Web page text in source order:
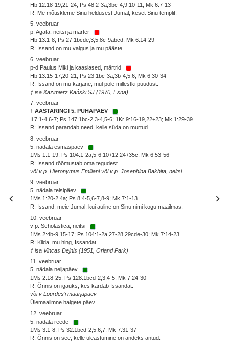
Hb 12:18-19,21-24; Ps 48:2-3a,3bc-4,9,10-11; Mk 6:7-13
R: Me mõtiskleme Sinu heldusest Jumal, keset Sinu templit.
5. veebruar
p. Agata, neitsi ja märter
Hb 13:1-8; Ps 27:1bcde,3,5,8c-9abcd; Mk 6:14-29
R: Issand on mu valgus ja mu pääste.
6. veebruar
p-d Paulus Miki ja kaaslased, märtrid
Hb 13:15-17,20-21; Ps 23:1bc-3a,3b-4,5,6; Mk 6:30-34
R: Issand on mu karjane, mul pole millestki puudust.
† isa Kazimierz Kański SJ (1970, Esna)
7. veebruar
† AASTARINGI 5. PÜHAPÄEV
Ii 7:1-4,6-7; Ps 147:1bc-2,3-4,5-6; 1Kr 9:16-19,22+23; Mk 1:29-39
R: Issand parandab need, kelle süda on murtud.
8. veebruar
5. nädala esmaspäev
1Ms 1:1-19; Ps 104:1-2a,5-6,10+12,24+35c; Mk 6:53-56
R: Issand rõõmustab oma tegudest.
või v p. Hieronymus Emiliani või v p. Josephina Bakhita, neitsi
9. veebruar
5. nädala teisipäev
1Ms 1:20-2,4a; Ps 8:4-5,6-7,8-9; Mk 7:1-13
R: Issand, meie Jumal, kui auline on Sinu nimi kogu maailmas.
10. veebruar
v p. Scholastica, neitsi
1Ms 2:4b-9,15-17; Ps 104:1-2a,27-28,29cde-30; Mk 7:14-23
R: Kiida, mu hing, Issandat.
† isa Vincas Dejnis (1951, Orland Park)
11. veebruar
5. nädala neljapäev
1Ms 2:18-25; Ps 128:1bcd-2,3,4-5; Mk 7:24-30
R: Õnnis on igaüks, kes kardab Issandat.
või v Lourdes’i maarjapäev
Ülemaailmne haigete päev
12. veebruar
5. nädala reede
1Ms 3:1-8; Ps 32:1bcd-2,5,6,7; Mk 7:31-37
R: Õnnis on see, kelle üleastumine on andeks antud.